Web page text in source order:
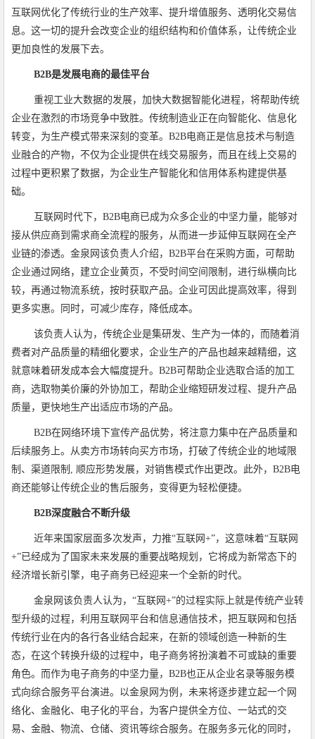
互联网优化了传统行业的生产效率、提升增值服务、透明化交易信
息。这一切的提升会改变企业的组织结构和价值体系，让传统企业
更加良性的发展下去。
B2B是发展电商的最佳平台
重视工业大数据的发展，加快大数据智能化进程，将帮助传统
企业在激烈的市场竞争中致胜。传统制造业正在向智能化、信息化
转变，为生产模式带来深刻的变革。B2B电商正是信息技术与制造
业融合的产物，不仅为企业提供在线交易服务，而且在线上交易的
过程中更积累了数据，为企业生产智能化和信用体系构建提供基
础。
互联网时代下，B2B电商已成为众多企业的中坚力量，能够对
接从供应商到需求商全流程的服务，从而进一步延伸互联网在全产
业链的渗透。金泉网该负责人介绍，B2B平台在采购方面，可帮助
企业通过网络，建立企业黄页，不受时间空间限制，进行纵横向比
较，再通过物流系统，按时获取产品。企业可因此提高效率，得到
更多实惠。同时，可减少库存，降低成本。
该负责人认为，传统企业是集研发、生产为一体的，而随着消
费者对产品质量的精细化要求，企业生产的产品也越来越精细，这
就意味着研发成本会大幅度提升。B2B可帮助企业选取合适的加工
商，选取物美价廉的外协加工，帮助企业缩短研发过程、提升产品
质量，更快地生产出适应市场的产品。
B2B在网络环境下宣传产品优势，将注意力集中在产品质量和
后续服务上。从卖方市场转向买方市场，打破了传统企业的地域限
制、渠道限制, 顺应形势发展，对销售模式作出更改。此外，B2B电
商还能够让传统企业的售后服务，变得更为轻松便捷。
B2B深度融合不断升级
近年来国家层面多次发声，力推“互联网+”，这意味着“互联网
+”已经成为了国家未来发展的重要战略规划，它将成为新常态下的
经济增长新引擎，电子商务已经迎来一个全新的时代。
金泉网该负责人认为，“互联网+”的过程实际上就是传统产业转
型升级的过程，利用互联网平台和信息通信技术，把互联网和包括
传统行业在内的各行各业结合起来，在新的领域创造一种新的生
态，在这个转换升级的过程中，电子商务将扮演着不可或缺的重要
角色。而作为电子商务的中坚力量，B2B也正从企业名录等服务模
式向综合服务平台演进。以金泉网为例，未来将逐步建立起一个网
络化、金融化、电子化的平台，为客户提供全方位、一站式的交
易、金融、物流、仓储、资讯等综合服务。在服务多元化的同时，